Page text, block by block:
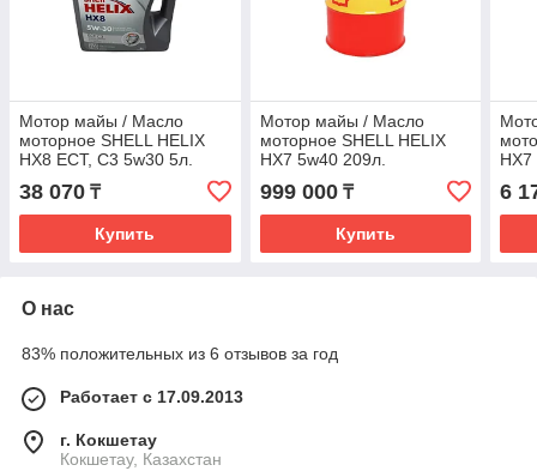
Мотор майы / Масло
моторное SHELL HELIX
HX8 ECT, C3 5w30 5л.
38 070 ₸
Купить
Мотор майы / Масло
моторное SHELL HELIX
HX7 5w40 209л.
999 000₸
Купить
6
О нас
83% положительных из 6 отзывов за год
Работает с 17.09.2013
г. Кокшетау
Кокшетау, Казахстан